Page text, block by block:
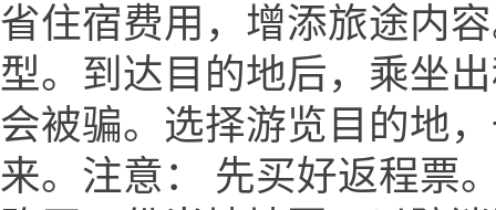
省住宿费用，增添旅途内
型。到达目的地后，乘坐
会被骗。选择游览目的地
来。注意： 先买好返程票